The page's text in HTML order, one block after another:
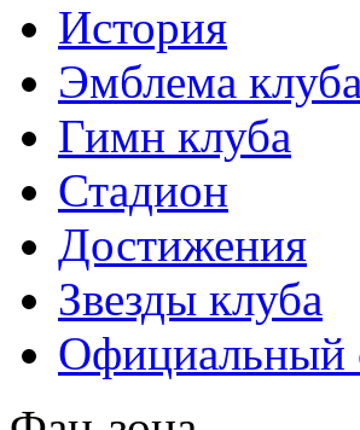
История
Эмблема клуба
Гимн клуба
Стадион
Достижения
Звезды клуба
Официальный